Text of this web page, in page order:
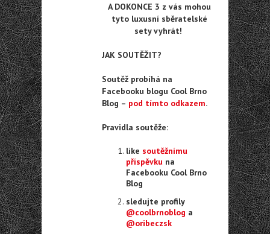
A DOKONCE 3 z vás mohou
tyto luxusní sběratelské
sety vyhrát!
JAK SOUTĚŽIT?
Soutěž probíhá na
Facebooku blogu Cool Brno
Blog – pod tímto odkazem.
Pravidla soutěže:
like soutěžnímu
příspěvku na
Facebooku Cool Brno
Blog
sledujte profily
@coolbrnoblog a
@oribeczsk